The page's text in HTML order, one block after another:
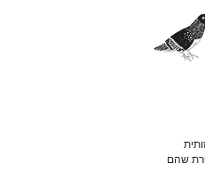
שהם